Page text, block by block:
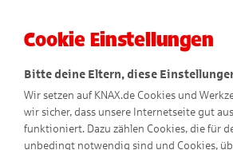
Cookie Einstellungen
Bitte deine Eltern, diese
Wir setzen auf KNAX.de Cookies und
wir sicher, dass unsere Internetseite gut
funktioniert. Dazu zählen Cookies, die für
unbedingt notwendig sind und Cookies,